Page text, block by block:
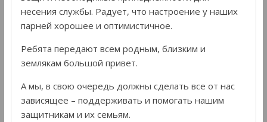
несения службы. Радует, что настроение у наших
парней хорошее и оптимистичное.
Ребята передают всем родным, близким и
землякам большой привет.
А мы, в свою очередь должны сделать все от нас
зависящее – поддерживать и помогать нашим
защитникам и их семьям.